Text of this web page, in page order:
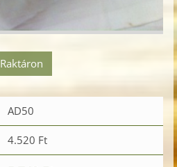
Raktáron
AD50
4.520 Ft